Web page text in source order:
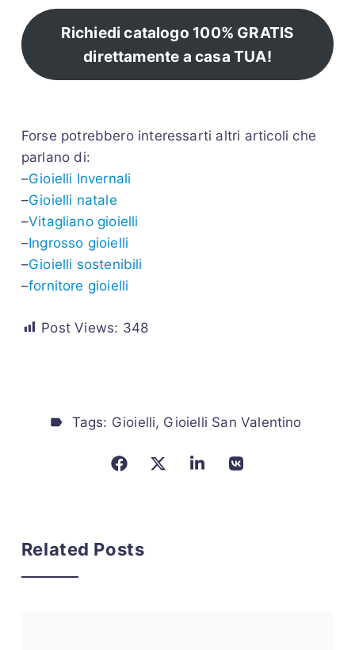
Richiedi catalogo 100% GRATIS
direttamente a casa TUA!
Forse potrebbero interessarti altri articoli che
parlano di:
–Gioielli Invernali
–Gioielli natale
–Vitagliano gioielli
–Ingrosso gioielli
–Gioielli sostenibili
–fornitore gioielli
Post Views: 348
Tags: Gioielli Gioielli San Valentino
Related Posts